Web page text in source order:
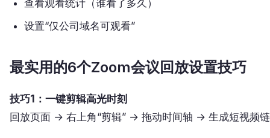
查看观看统计（谁看了多久）
设置“仅公司域名可观看”
最实用的6个Zoom会议回放设置技巧
技巧1：一键剪辑高光时刻
回放页面 → 右上角“剪辑” → 拖动时间轴 → 生成短视频